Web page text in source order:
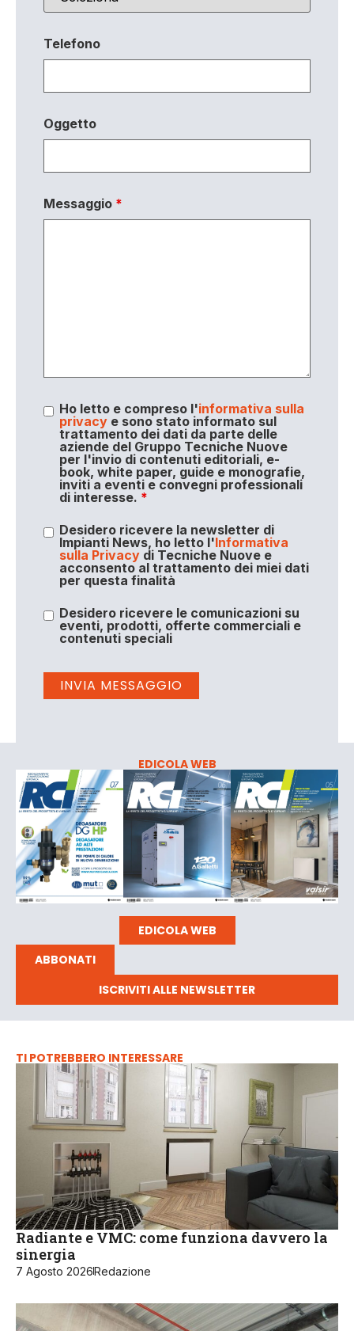
Telefono
Oggetto
Messaggio *
Ho letto e compreso l'informativa sulla
privacye sono stato informato sul
trattamento dei dati da parte delle
aziende del Gruppo Tecniche Nuove
per l'invio di contenuti editoriali, e-
book, white paper, guide e monografie,
inviti a eventi e convegni professionali
di interesse. *
Desidero ricevere la newsletter di
Impianti News, ho letto l'Informativa
sulla Privacydi Tecniche Nuove e
acconsento al trattamento dei miei dati
per questa finalità
Desidero ricevere le comunicazioni su
eventi, prodotti, offerte commerciali e
contenuti speciali
EDICOLA WEB
EDICOLA WEB
ABBONATI
ISCRIVITI ALLE NEWSLETTER
TI POTREBBERO INTERESSARE
Radiante e VMC: come funziona davvero la
sinergia
7 Agosto 2026Redazione